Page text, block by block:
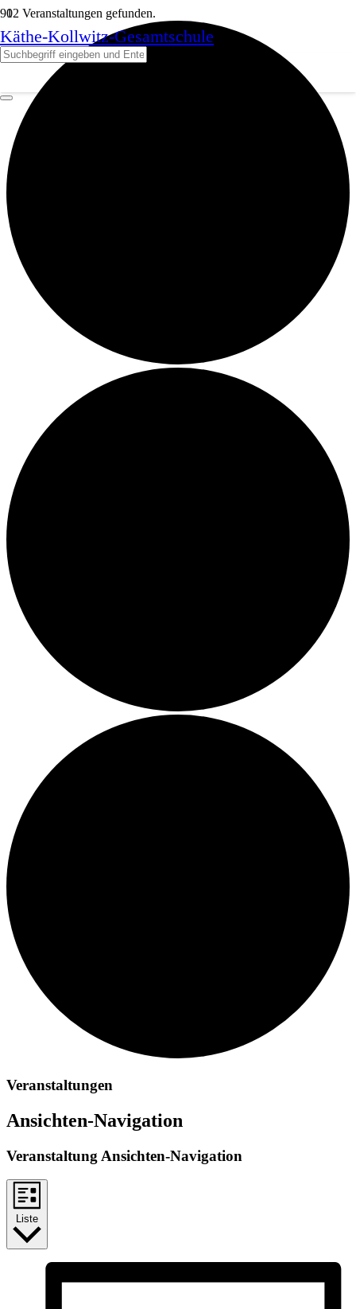
Käthe-Kollwitz-Gesamtschule
12 Veranstaltungen gefunden.
Veranstaltungen
Ansichten-Navigation
Veranstaltung Ansichten-Navigation
Liste